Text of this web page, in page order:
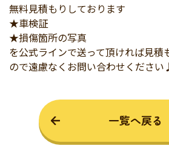
無料見積もりしております
★車検証
★損傷箇所の写真
を公式ラインで送って頂ければ見積
ので遠慮なくお問い合わせください
一覧へ戻る